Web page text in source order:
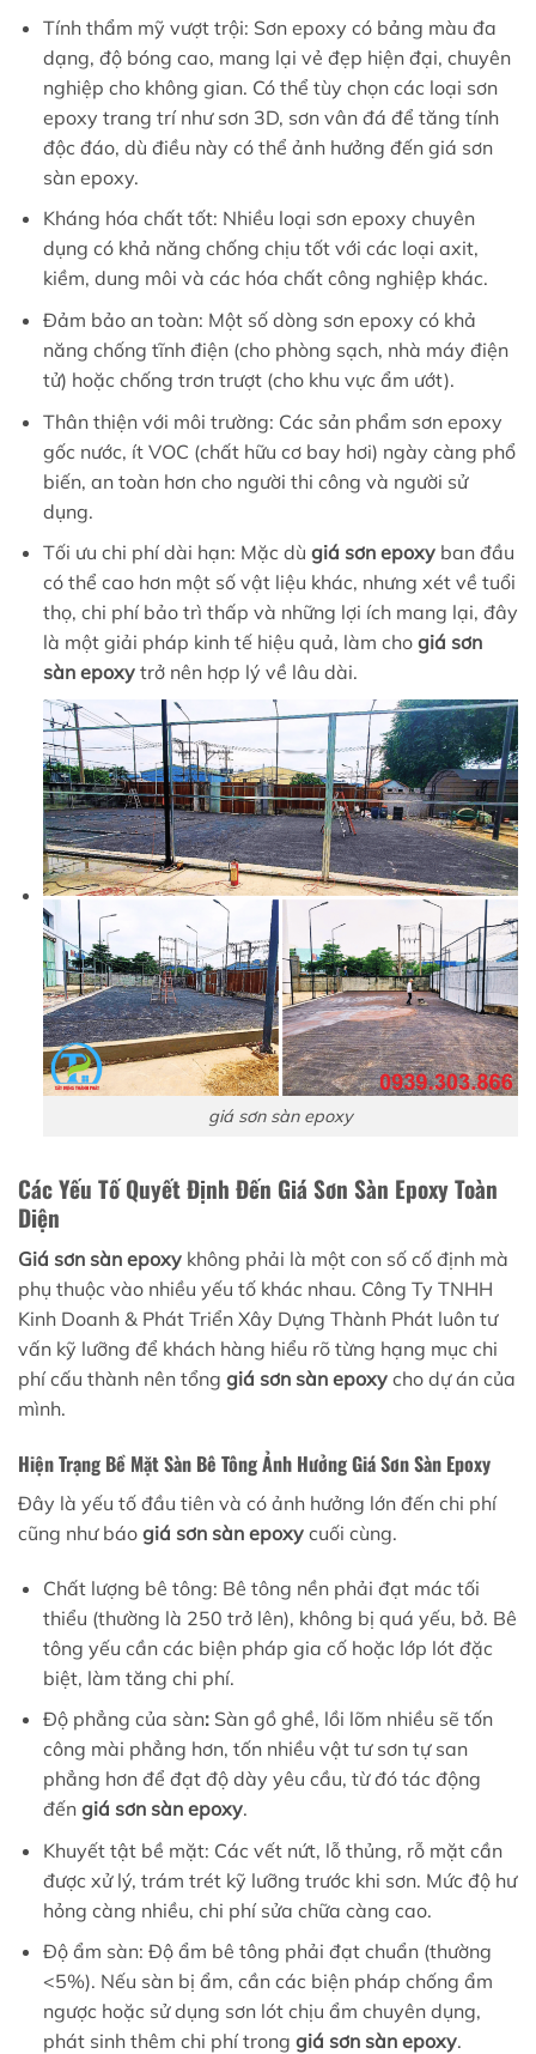
Tính thẩm mỹ vượt trội: Sơn epoxy có bảng màu đa
dạng, độ bóng cao, mang lại vẻ đẹp hiện đại, chuyên
nghiệp cho không gian. Có thể tùy chọn các loại sơn
epoxy trang trí như sơn 3D, sơn vân đá để tăng tính
độc đáo, dù điều này có thể ảnh hưởng đến giá sơn
sàn epoxy.
Kháng hóa chất tốt: Nhiều loại sơn epoxy chuyên
dụng có khả năng chống chịu tốt với các loại axit,
kiềm, dung môi và các hóa chất công nghiệp khác.
Đảm bảo an toàn: Một số dòng sơn epoxy có khả
năng chống tĩnh điện (cho phòng sạch, nhà máy điện
tử) hoặc chống trơn trượt (cho khu vực ẩm ướt).
Thân thiện với môi trường: Các sản phẩm sơn epoxy
gốc nước, ít VOC (chất hữu cơ bay hơi) ngày càng phổ
biến, an toàn hơn cho người thi công và người sử
dụng.
Tối ưu chi phí dài hạn: Mặc dù giá sơn epoxyban đầu
có thể cao hơn một số vật liệu khác, nhưng xét về tuổi
thọ, chi phí bảo trì thấp và những lợi ích mang lại, đây
là một giải pháp kinh tế hiệu quả, làm cho giá sơn
sàn epoxytrở nên hợp lý về lâu dài.
giá sơn sàn epoxy
Các Yếu Tố Quyết Định Đến Giá Sơn Sàn Epoxy Toàn
Diện
Giá sơn sàn epoxy không phải là một con số cố định mà
phụ thuộc vào nhiều yếu tố khác nhau. Công Ty TNHH
Kinh Doanh & Phát Triển Xây Dựng Thành Phát luôn tư
vấn kỹ lưỡng để khách hàng hiểu rõ từng hạng mục chi
phí cấu thành nên tổng giá sơn sàn epoxy cho dự án của
mình.
Hiện Trạng Bề Mặt Sàn Bê Tông Ảnh Hưởng Giá Sơn Sàn Epoxy
Đây là yếu tố đầu tiên và có ảnh hưởng lớn đến chi phí
cũng như báo giá sơn sàn epoxy cuối cùng.
Chất lượng bê tông: Bê tông nền phải đạt mác tối
thiểu (thường là 250 trở lên), không bị quá yếu, bở. Bê
tông yếu cần các biện pháp gia cố hoặc lớp lót đặc
biệt, làm tăng chi phí.
Độ phẳng của sàn:Sàn gồ ghề, lồi lõm nhiều sẽ tốn
công mài phẳng hơn, tốn nhiều vật tư sơn tự san
phẳng hơn để đạt độ dày yêu cầu, từ đó tác động
đến giá sơn sàn epoxy.
Khuyết tật bề mặt: Các vết nứt, lỗ thủng, rỗ mặt cần
được xử lý, trám trét kỹ lưỡng trước khi sơn. Mức độ hư
hỏng càng nhiều, chi phí sửa chữa càng cao.
Độ ẩm sàn: Độ ẩm bê tông phải đạt chuẩn (thường
<5%). Nếu sàn bị ẩm, cần các biện pháp chống ẩm
ngược hoặc sử dụng sơn lót chịu ẩm chuyên dụng,
phát sinh thêm chi phí trong giá sơn sàn epoxy.